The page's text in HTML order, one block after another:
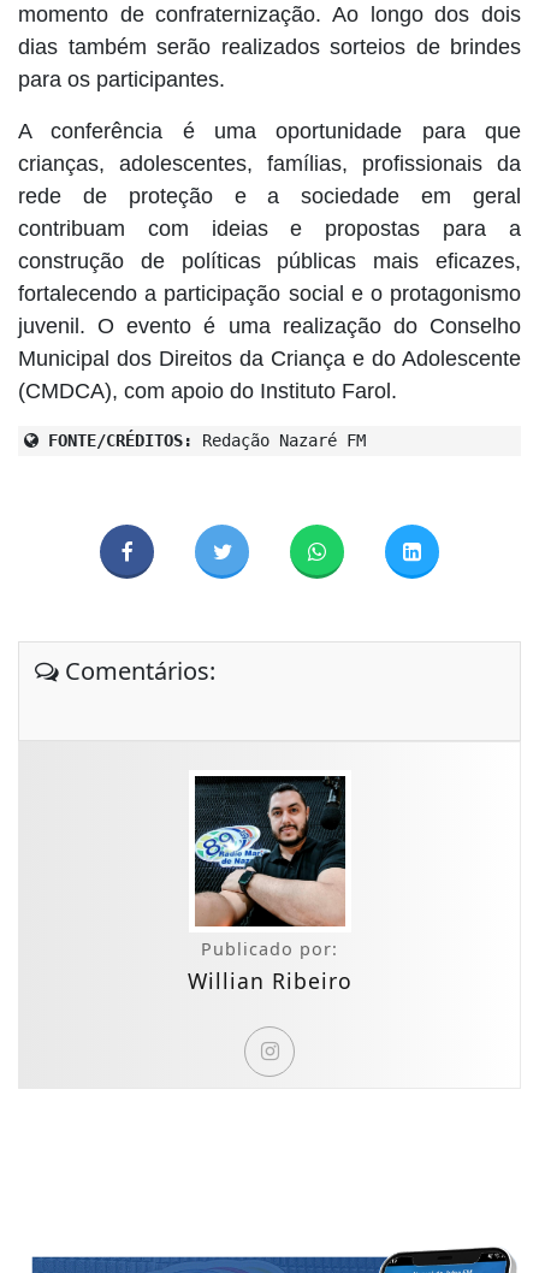
momento de confraternização. Ao longo dos dois
dias também serão realizados sorteios de brindes
para os participantes.
A conferência é uma oportunidade para que
crianças, adolescentes, famílias, profissionais da
rede de proteção e a sociedade em geral
contribuam com ideias e propostas para a
construção de políticas públicas mais eficazes,
fortalecendo a participação social e o protagonismo
juvenil.O evento é uma realização do Conselho
Municipal dos Direitos da Criança e do Adolescente
(CMDCA), com apoio do Instituto Farol.
FONTE/CRÉDITOS: Redação Nazaré FM
Comentários:
Publicado por:
Willian Ribeiro